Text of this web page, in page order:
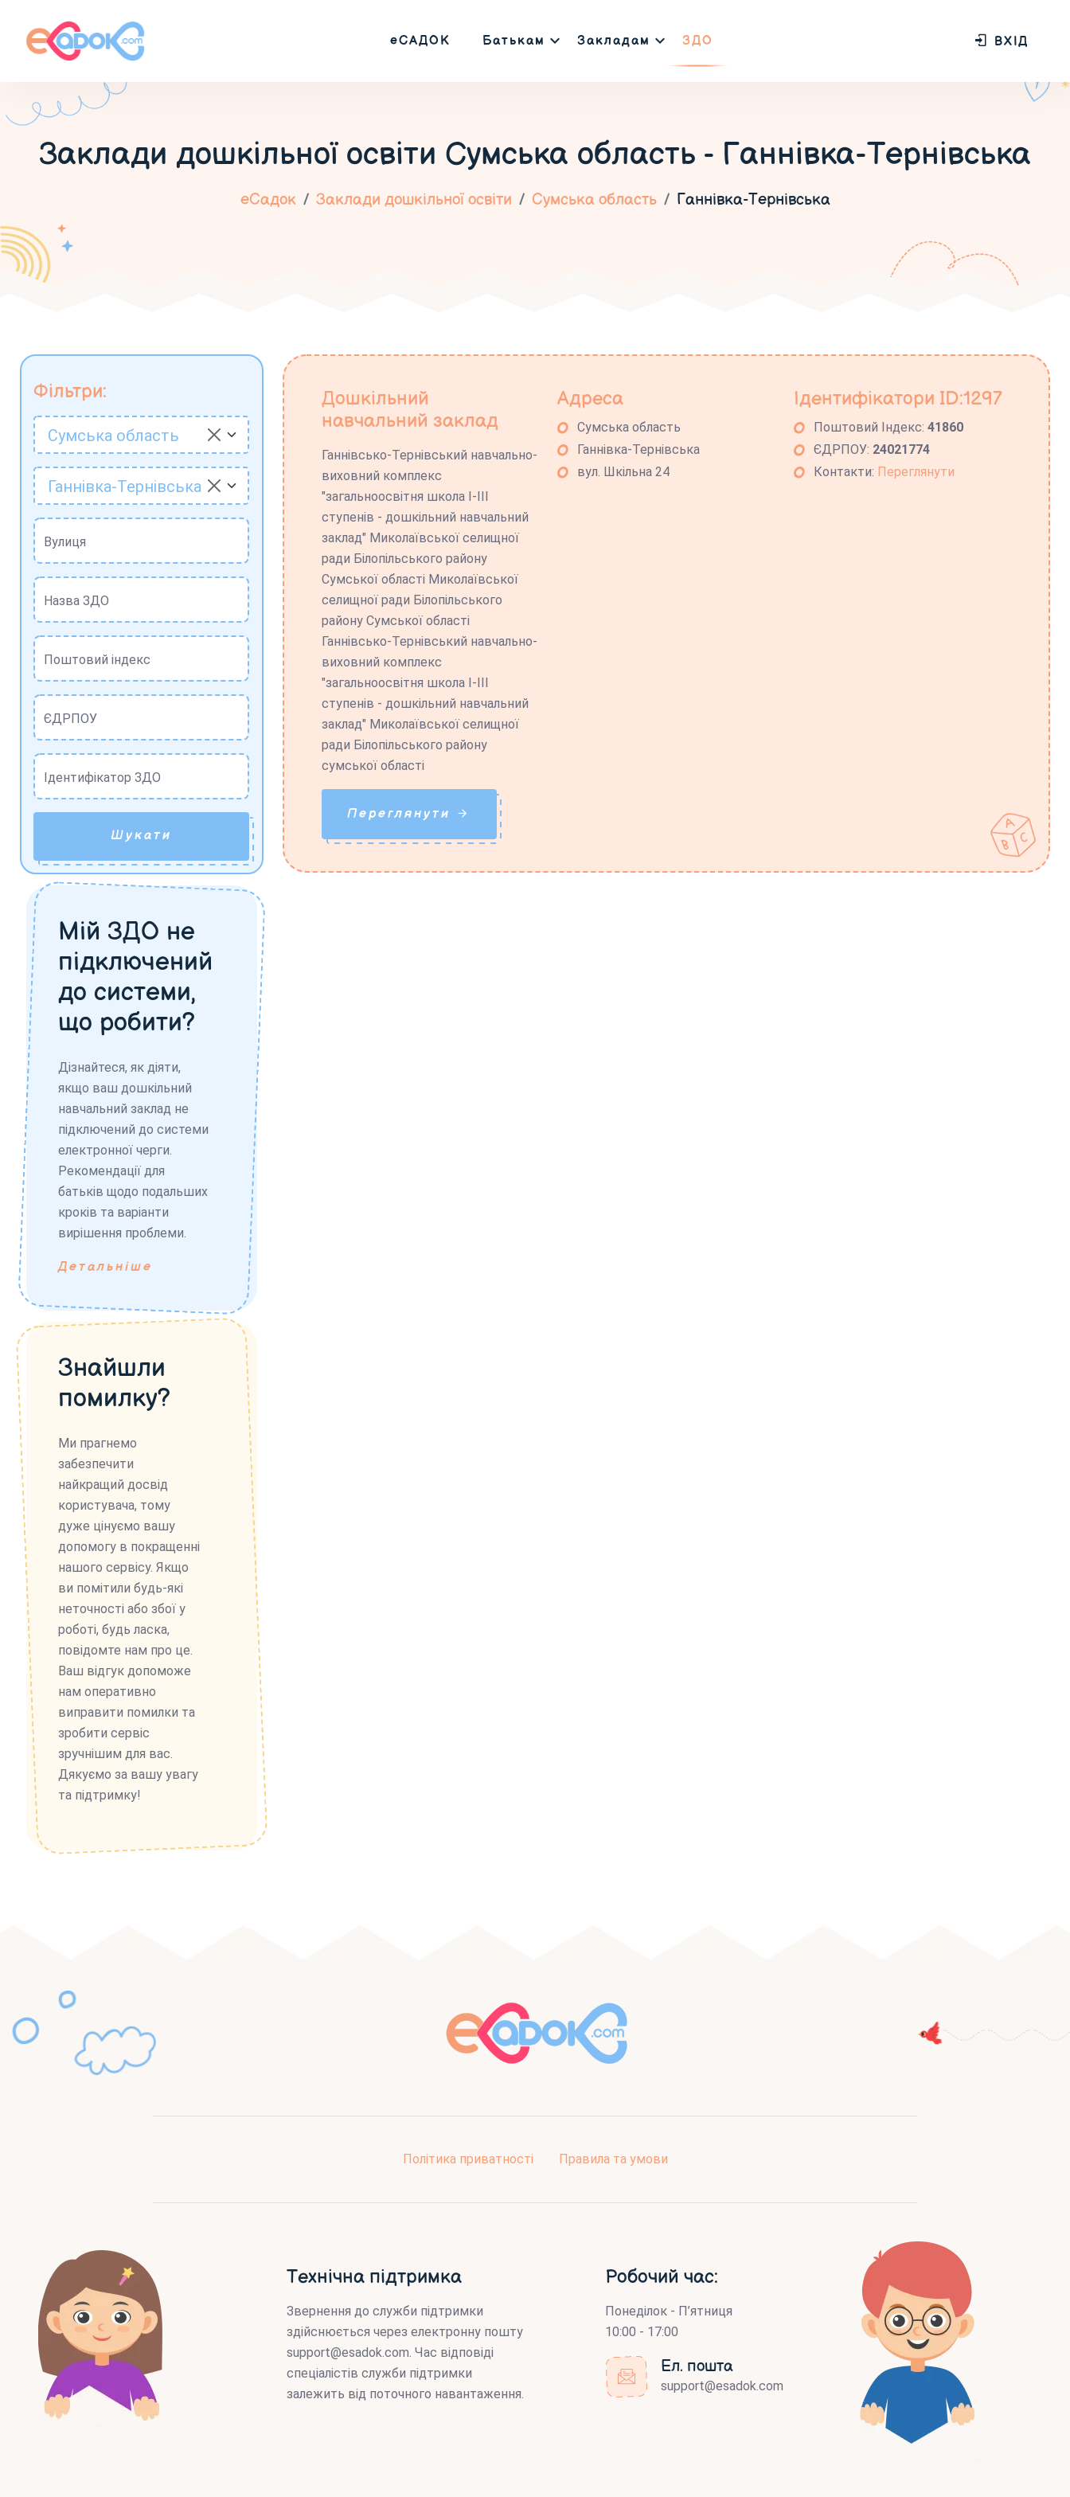
еСАДОК Батькам Закладам ЗДО ВХІД
Заклади дошкільної освіти Сумська область - Ганнівка-Тернівська
еСадок Заклади дошкільної освіти Сумська область Ганнівка-Тернівська
Фільтри:
Сумська область
Ганнівка-Тернівська
Вулиця
Назва ЗДО
Поштовий індекс
ЄДРПОУ
Ідентифікатор ЗДО
Шукати
Мій ЗДО не
підключений
до системи,
що робити?
Дізнайтеся, як діяти,
якщо ваш дошкільний
навчальний заклад не
підключений до системи
електронної черги.
Рекомендації для
батьків щодо подальших
кроків та варіанти
вирішення проблеми.
Детальніше
Знайшли
помилку?
Ми прагнемо
забезпечити
найкращий досвід
користувача, тому
дуже цінуємо вашу
допомогу в покращенні
нашого сервісу. Якщо
ви помітили будь-які
неточності або збої у
роботі, будь ласка,
повідомте нам про це.
Ваш відгук допоможе
нам оперативно
виправити помилки та
зробити сервіс
зручнішим для вас.
Дякуємо за вашу увагу
та підтримку!
Дошкільний
навчальний заклад
Ганнівсько-Тернівський навчально-
виховний комплекс
"загальноосвітня школа І-ІІІ
ступенів - дошкільний навчальний
заклад" Миколаївської селищної
ради Білопільського району
Сумської області Миколаївської
селищної ради Білопільського
району Сумської області
Ганнівсько-Тернівський навчально-
виховний комплекс
"загальноосвітня школа І-ІІІ
ступенів - дошкільний навчальний
заклад" Миколаївської селищної
ради Білопільського району
сумської області
Адреса
Сумська область
Ганнівка-Тернівська
вул. Шкільна 24
Ідентифікатори ID:1297
Поштовий Індекс:41860
ЄДРПОУ: 24021774
Контакти: Переглянути
Переглянути
Політика приватності Правила та умови
Технічна підтримка
Звернення до служби підтримки
здійснюється через електронну пошту
support@esadok.com . Час відповіді
спеціалістів служби підтримки
залежить від поточного навантаження.
Робочий час:
Понеділок - П’ятниця
10:00 - 17:00
Ел. пошта
support@esadok.com